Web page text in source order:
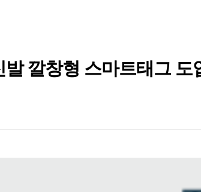
깔창형 스마트태그